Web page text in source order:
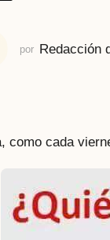
por Redacción
como cada